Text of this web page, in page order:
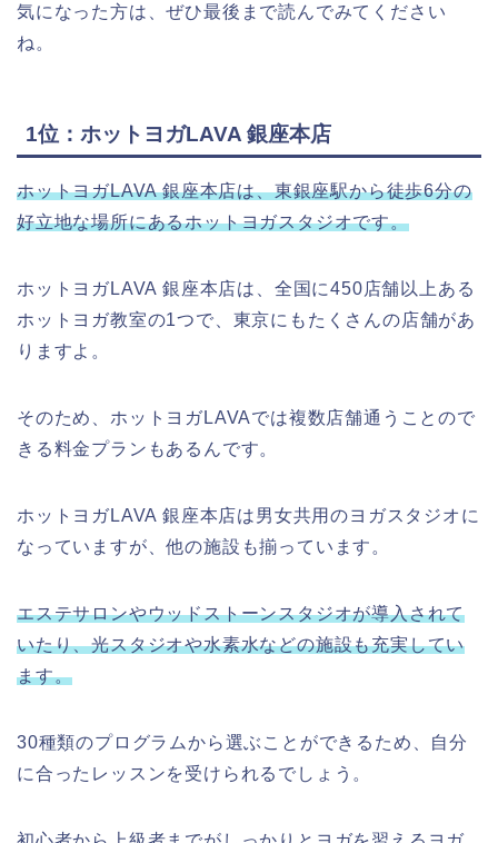
気になった方は、ぜひ最後まで読んでみてください
ね。
1位：ホットヨガLAVA 銀座本店
ホットヨガLAVA 銀座本店は、東銀座駅から徒歩6分の
好立地な場所にあるホットヨガスタジオです。
ホットヨガLAVA 銀座本店は、全国に450店舗以上ある
ホットヨガ教室の1つで、東京にもたくさんの店舗があ
りますよ。
そのため、ホットヨガLAVAでは複数店舗通うことので
きる料金プランもあるんです。
ホットヨガLAVA 銀座本店は男女共用のヨガスタジオに
なっていますが、他の施設も揃っています。
エステサロンやウッドストーンスタジオが導入されて
いたり、光スタジオや水素水などの施設も充実してい
ます。
30種類のプログラムから選ぶことができるため、自分
に合ったレッスンを受けられるでしょう。